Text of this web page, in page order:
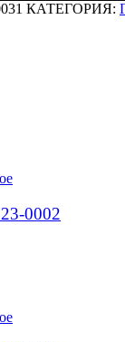
КАТЕГОРИЯ:
0002